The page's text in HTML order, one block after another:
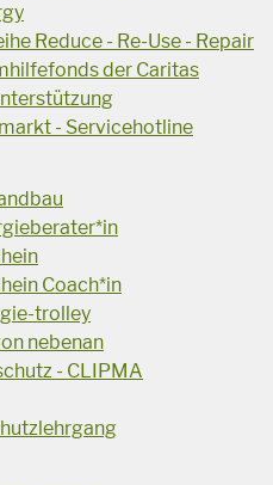
Reduce - Re-Use - Repair
der Caritas
- Servicehotline
Coach*in
trolley
nebenan
- CLIPMA